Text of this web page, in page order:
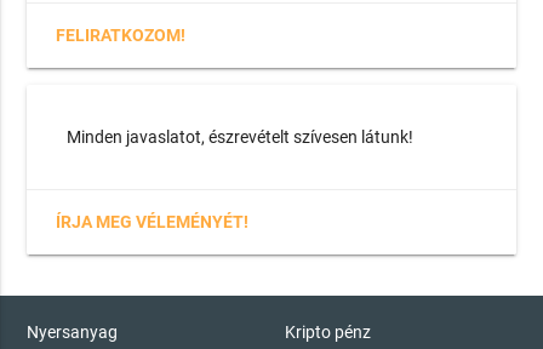
FELIRATKOZOM!
Minden javaslatot, észrevételt szívesen látunk!
ÍRJA MEG VÉLEMÉNYÉT!
Nyersanyag Kripto pénz